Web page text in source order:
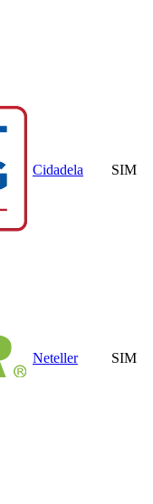
Cidadela SIM
Neteller SIM